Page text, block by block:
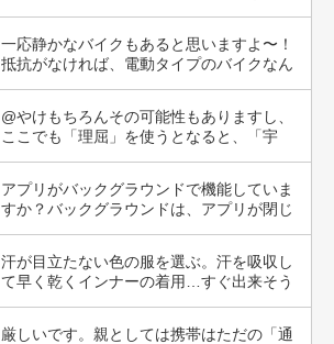
一応静かなバイクもあると思いますよ〜！
抵抗がなければ、電動タイプのバイクなん
@やけもちろんその可能性もありますし、
ここでも「理屈」を使うとなると、「宇
アプリがバックグラウンドで機能していま
すか？バックグラウンドは、アプリが閉じ
汗が目立たない色の服を選ぶ。汗を吸収し
て早く乾くインナーの着用…すぐ出来そう
厳しいです。親としては携帯はただの「通